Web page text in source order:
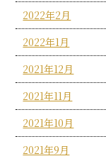
2022年2月
2022年1月
2021年12月
2021年11月
2021年10月
2021年9月